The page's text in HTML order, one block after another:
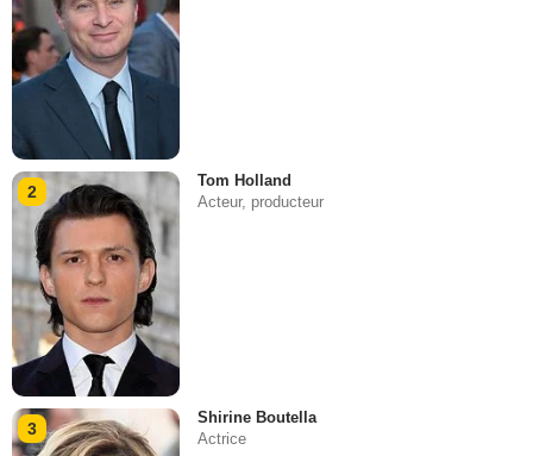
2
Tom Holland
Acteur, producteur
3
Shirine Boutella
Actrice